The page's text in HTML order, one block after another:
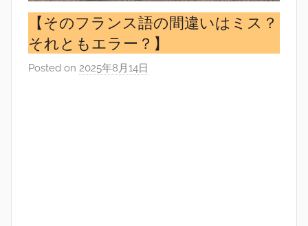
【そのフランス語の間違いはミス？
それともエラー？】
Posted on 2025年8月14日